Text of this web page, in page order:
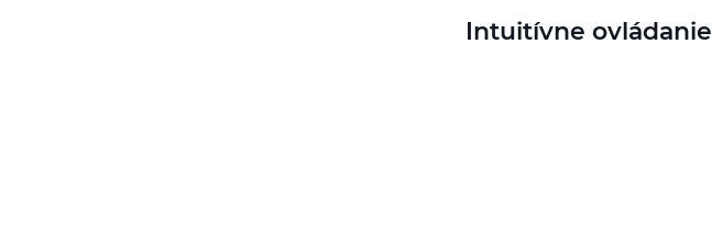
Intuitívne ovládanie